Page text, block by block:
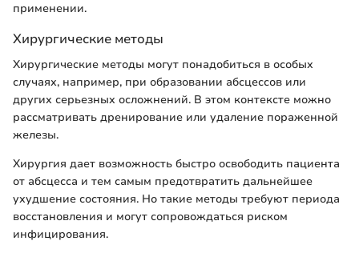
применении.
Хирургические методы
Хирургические методы могут понадобиться в особых
случаях, например, при образовании абсцессов или
других серьезных осложнений. В этом контексте можно
рассматривать дренирование или удаление пораженной
железы.
Хирургия дает возможность быстро освободить пациента
от абсцесса и тем самым предотвратить дальнейшее
ухудшение состояния. Но такие методы требуют периода
восстановления и могут сопровождаться риском
инфицирования.